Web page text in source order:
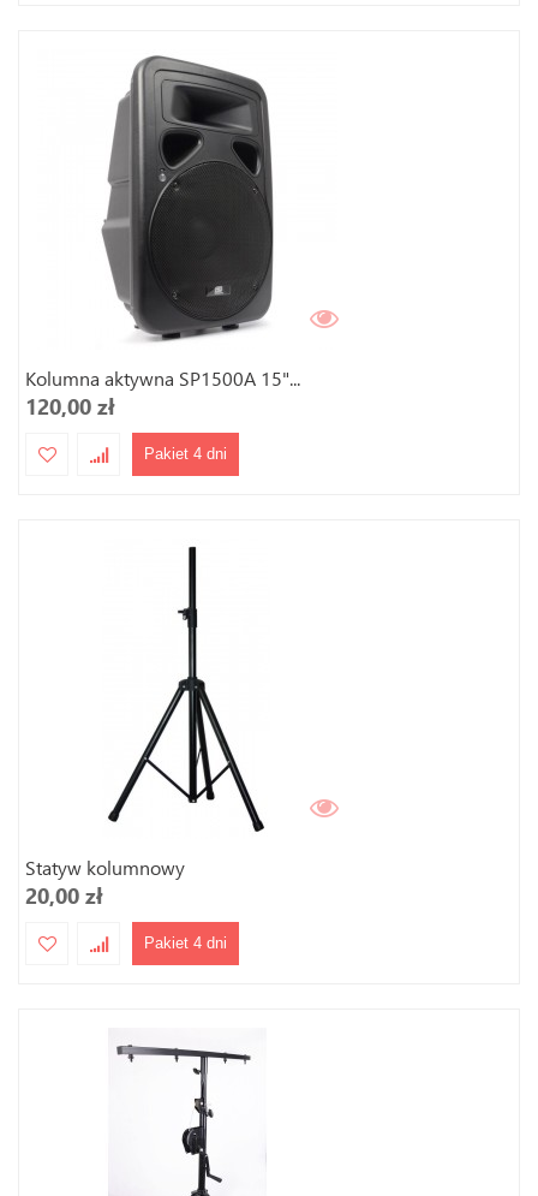
Kolumna aktywna SP1500A 15"...
120,00 zł
Pakiet 4 dni
Statyw kolumnowy
20,00 zł
Pakiet 4 dni